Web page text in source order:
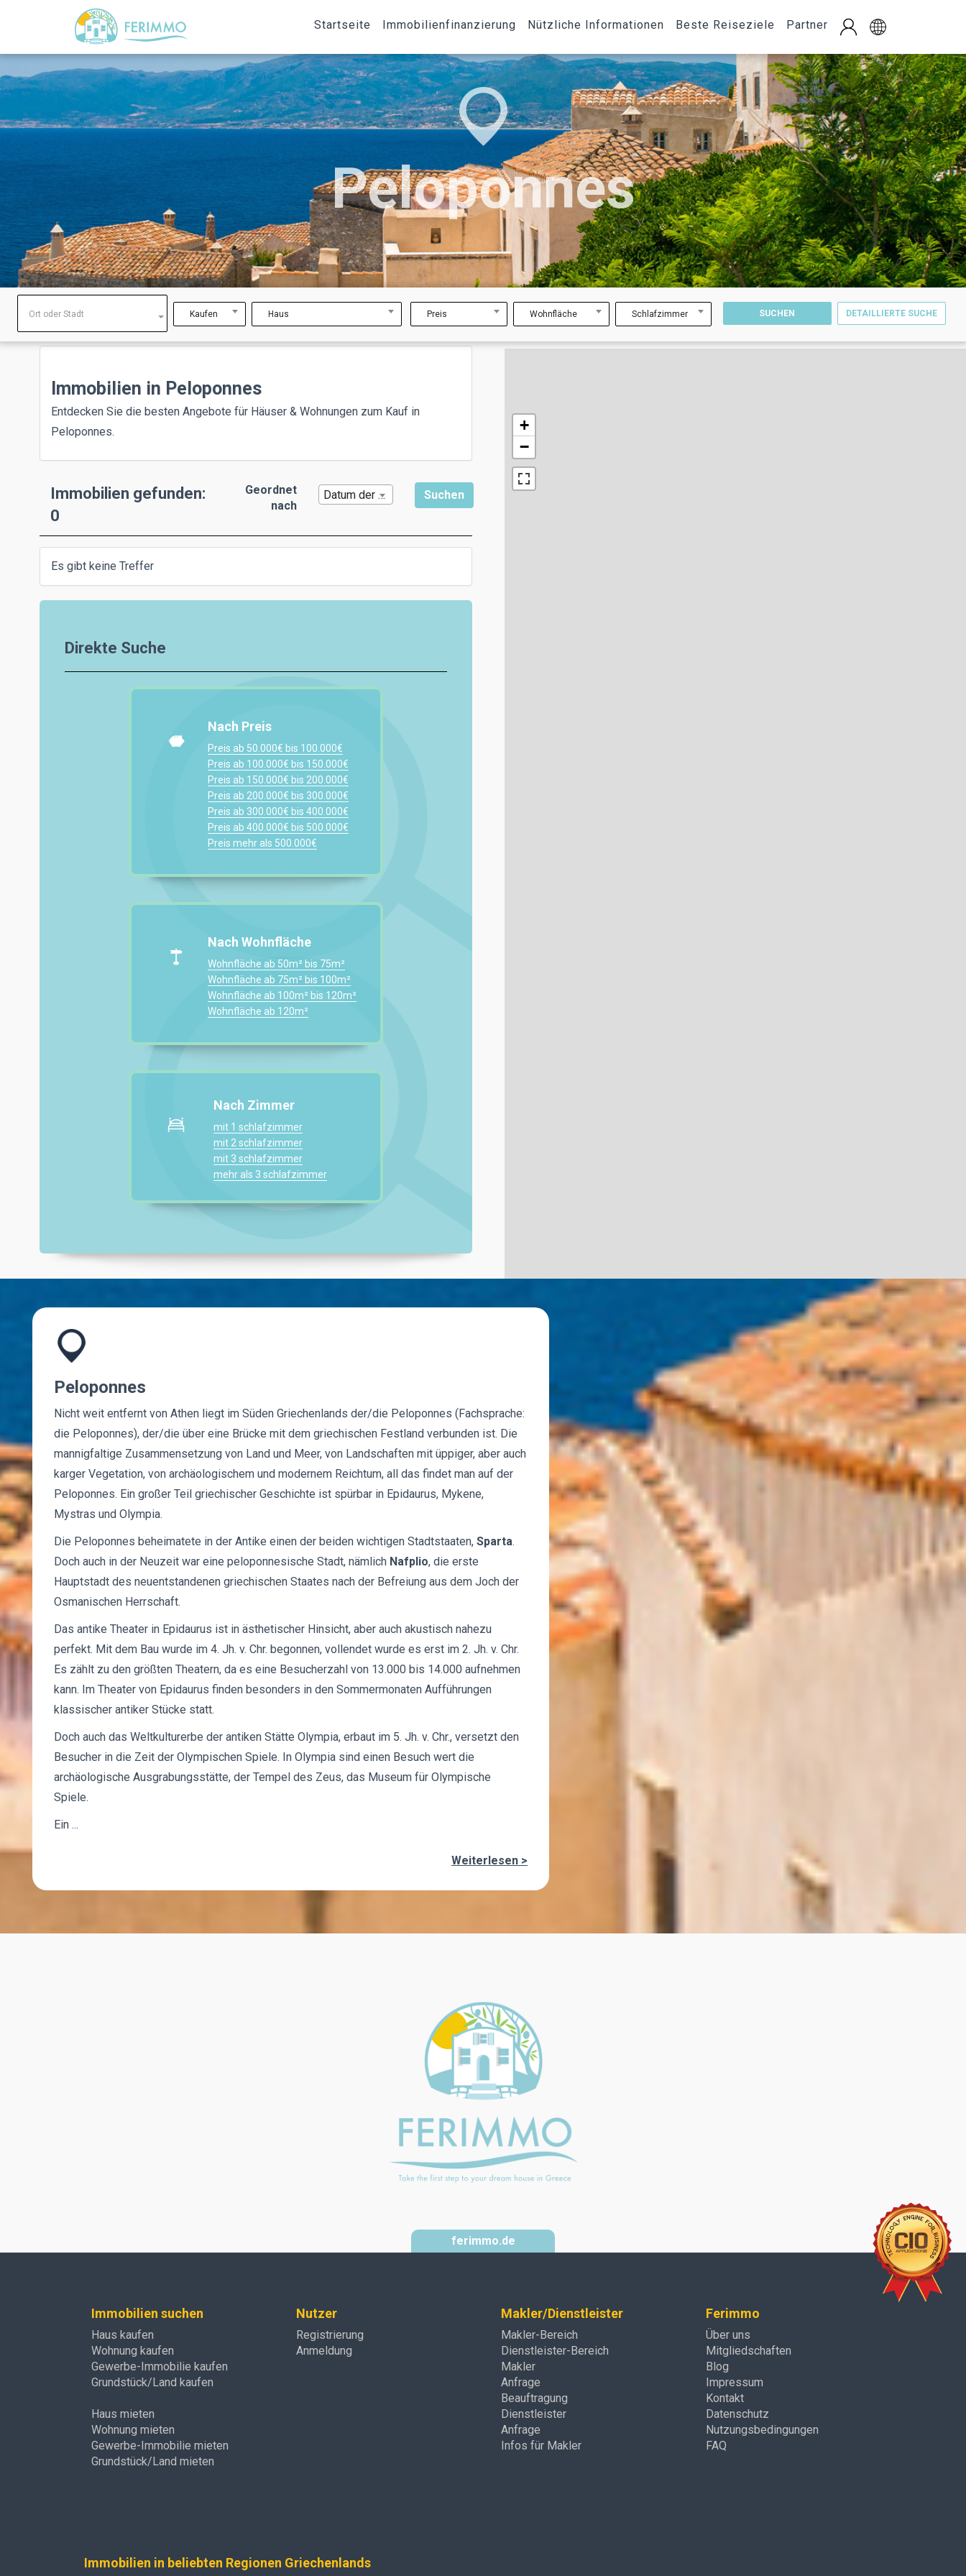
Startseite Immobilienfinanzierung Nützliche Informationen Beste Reiseziele Partner
Peloponnes
Ort oder Stadt Kaufen Haus Preis Wohnfläche Schlafzimmer SUCHEN DETAILLIERTE SUCHE
Immobilien in Peloponnes
Entdecken Sie die besten Angebote für Häuser & Wohnungen zum Kauf in
Peloponnes.
Immobilien gefunden:
0
Geordnet
nach
Datum der Veröffentlichung
Es gibt keine Treffer
Direkte Suche
Nach Preis
Preis ab 50.000€ bis 100.000€
Preis ab 100.000€ bis 150.000€
Preis ab 150.000€ bis 200.000€
Preis ab 200.000€ bis 300.000€
Preis ab 300.000€ bis 400.000€
Preis ab 400.000€ bis 500.000€
Preis mehr als 500.000€
Nach Wohnfläche
Wohnfläche ab 50m² bis 75m²
Wohnfläche ab 75m² bis 100m²
Wohnfläche ab 100m² bis 120m²
Wohnfläche ab 120m²
Nach Zimmer
mit 1 schlafzimmer
mit 2 schlafzimmer
mit 3 schlafzimmer
mehr als 3 schlafzimmer
+
−
Peloponnes
Nicht weit entfernt von Athen liegt im Süden Griechenlands der/die Peloponnes (Fachsprache:
die Peloponnes), der/die über eine Brücke mit dem griechischen Festland verbunden ist. Die
mannigfaltige Zusammensetzung von Land und Meer, von Landschaften mit üppiger, aber auch
karger Vegetation, von archäologischem und modernem Reichtum, all das findet man auf der
Peloponnes. Ein großer Teil griechischer Geschichte ist spürbar in Epidaurus, Mykene,
Mystras und Olympia.
Die Peloponnes beheimatete in der Antike einen der beiden wichtigen Stadtstaaten, Sparta.
Doch auch in der Neuzeit war eine peloponnesische Stadt, nämlich Nafplio, die erste
Hauptstadt des neuentstandenen griechischen Staates nach der Befreiung aus dem Joch der
Osmanischen Herrschaft.
Das antike Theater in Epidaurus ist in ästhetischer Hinsicht, aber auch akustisch nahezu
perfekt. Mit dem Bau wurde im 4. Jh. v. Chr. begonnen, vollendet wurde es erst im 2. Jh. v. Chr.
Es zählt zu den größten Theatern, da es eine Besucherzahl von 13.000 bis 14.000 aufnehmen
kann. Im Theater von Epidaurus finden besonders in den Sommermonaten Aufführungen
klassischer antiker Stücke statt.
Doch auch das Weltkulturerbe der antiken Stätte Olympia, erbaut im 5. Jh. v. Chr., versetzt den
Besucher in die Zeit der Olympischen Spiele. In Olympia sind einen Besuch wert die
archäologische Ausgrabungsstätte, der Tempel des Zeus, das Museum für Olympische
Spiele.
Ein ...
Weiterlesen >
ferimmo.de
Immobilien suchen
Haus kaufen
Wohnung kaufen
Gewerbe-Immobilie kaufen
Grundstück/Land kaufen
Haus mieten
Wohnung mieten
Gewerbe-Immobilie mieten
Grundstück/Land mieten
Nutzer
Registrierung
Anmeldung
Makler/Dienstleister
Makler-Bereich
Dienstleister-Bereich
Makler
Anfrage
Beauftragung
Dienstleister
Anfrage
Infos für Makler
Ferimmo
Über uns
Mitgliedschaften
Blog
Impressum
Kontakt
Datenschutz
Nutzungsbedingungen
FAQ
Immobilien in beliebten Regionen Griechenlands